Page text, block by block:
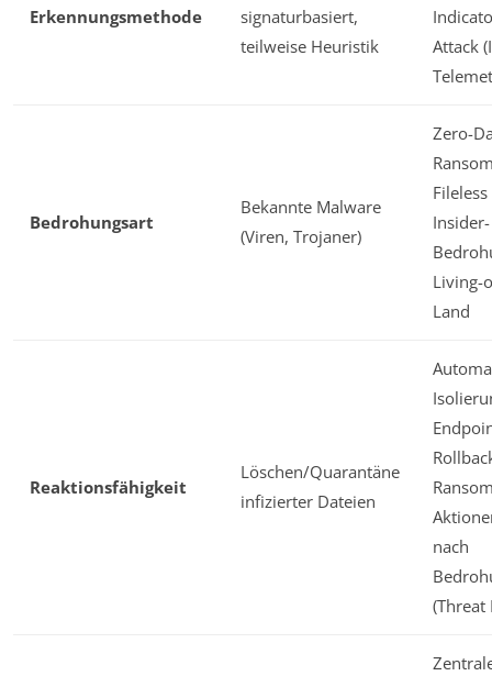
Erkennungsmethode
signaturbasiert,
teilweise Heuristik
Attack
Bedrohungsart
Bekannte Malware
(Viren, Trojaner)
Zero-
Insider-
Living-
Land
Reaktionsfähigkeit
Löschen/Quarantäne
infizierter Dateien
nach
(Threat